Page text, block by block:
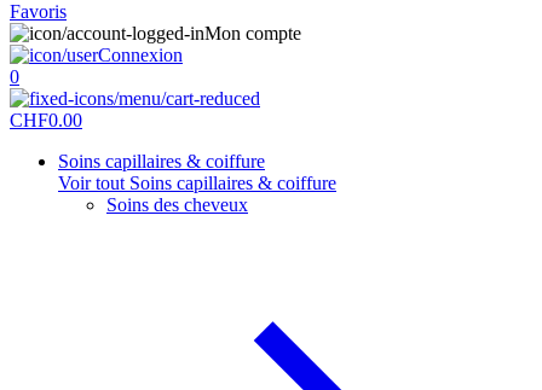
Favoris
Mon compte
Connexion
0
CHF0.00
Soins capillaires & coiffure
Voir tout Soins capillaires & coiffure
Soins des cheveux